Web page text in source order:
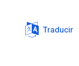
Traducir